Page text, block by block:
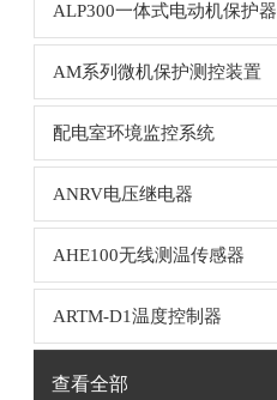
ALP300一体式电动机保护器
AM系列微机保护测控装置
配电室环境监控系统
ANRV电压继电器
AHE100无线测温传感器
ARTM-D1温度控制器
查看全部